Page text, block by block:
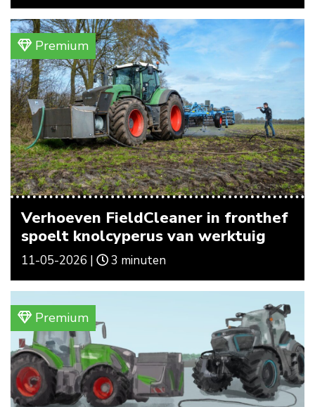
Premium
Verhoeven FieldCleaner in fronthef
spoelt knolcyperus van werktuig
11-05-2026 | 3 minuten
Premium